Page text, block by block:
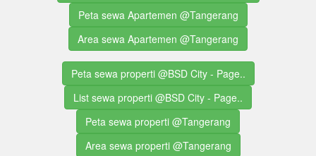
Peta sewa Apartemen @Tangerang
Area sewa Apartemen @Tangerang
Peta sewa properti @BSD City - Page..
List sewa properti @BSD City - Page..
Peta sewa properti @Tangerang
Area sewa properti @Tangerang